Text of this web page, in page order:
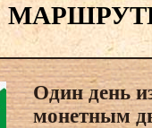
Один день
монетным